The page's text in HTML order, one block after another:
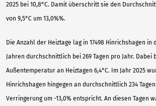
2025 bei 10,8°C. Damit überschritt sie den
von 9,5°C um 13,0%%.
Die Anzahl der Heiztage lag in 17498 Hinrichshagen in
Jahren durchschnittlich bei 269 Tagen pro Jahr.
Außentemperatur an Heiztagen 6,4°C. Im Jahr 2025
Hinrichshagen hingegen an durchschnittlich 234
Verringerung um -13,0% entspricht. An diesen Tagen